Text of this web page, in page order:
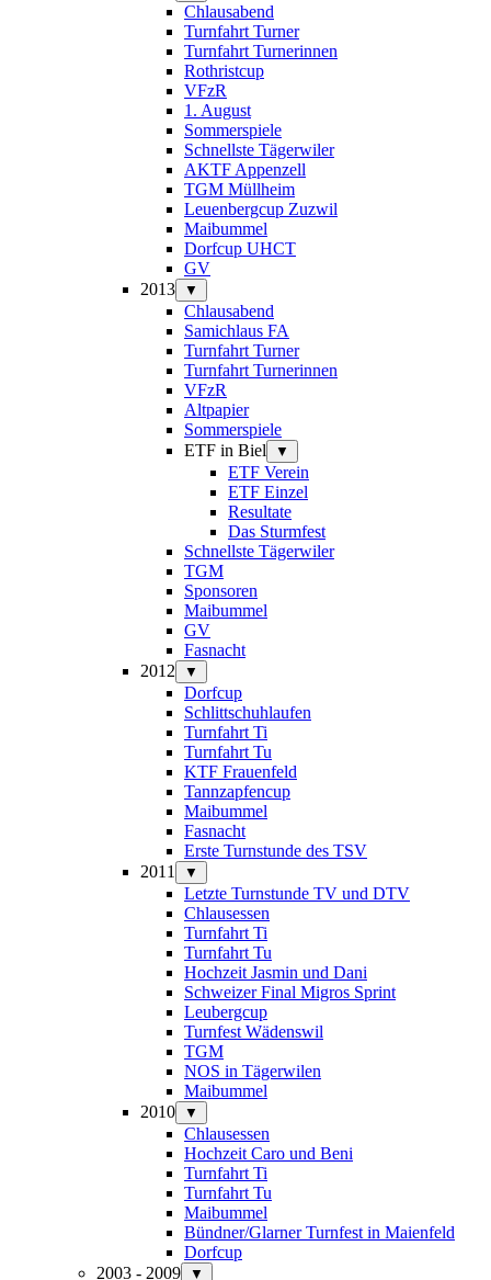
Chlausabend
Turnfahrt Turner
Turnfahrt Turnerinnen
Rothristcup
VFzR
1. August
Sommerspiele
Schnellste Tägerwiler
AKTF Appenzell
TGM Müllheim
Leuenbergcup Zuzwil
Maibummel
Dorfcup UHCT
GV
2013
▼
Chlausabend
Samichlaus FA
Turnfahrt Turner
Turnfahrt Turnerinnen
VFzR
Altpapier
Sommerspiele
ETF in Biel
▼
ETF Verein
ETF Einzel
Resultate
Das Sturmfest
Schnellste Tägerwiler
TGM
Sponsoren
Maibummel
GV
Fasnacht
2012
▼
Dorfcup
Schlittschuhlaufen
Turnfahrt Ti
Turnfahrt Tu
KTF Frauenfeld
Tannzapfencup
Maibummel
Fasnacht
Erste Turnstunde des TSV
2011
▼
Letzte Turnstunde TV und DTV
Chlausessen
Turnfahrt Ti
Turnfahrt Tu
Hochzeit Jasmin und Dani
Schweizer Final Migros Sprint
Leubergcup
Turnfest Wädenswil
TGM
NOS in Tägerwilen
Maibummel
2010
▼
Chlausessen
Hochzeit Caro und Beni
Turnfahrt Ti
Turnfahrt Tu
Maibummel
Bündner/Glarner Turnfest in Maienfeld
Dorfcup
2003 - 2009
▼